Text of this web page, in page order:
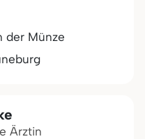
der Münze
Ärztin